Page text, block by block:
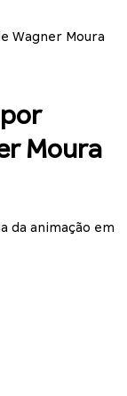
Wagner Moura
Moura
da animação em